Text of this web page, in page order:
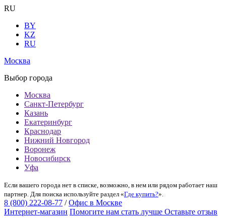
RU
BY
KZ
RU
Москва
Выбор города
Москва
Санкт-Петербург
Казань
Екатеринбург
Краснодар
Нижний Новгород
Воронеж
Новосибирск
Уфа
Если вашего города нет в списке, возможно, в нем или рядом работает наш
партнер. Для поиска используйте раздел «Где купить?».
8 (800) 222-08-77 / Офис в Москве
Интернет-магазин Помогите нам стать лучше Оставьте отзыв